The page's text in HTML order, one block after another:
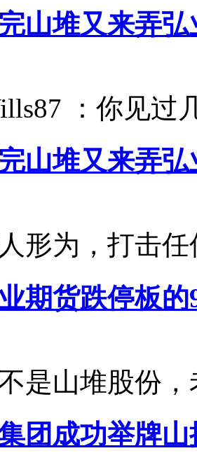
山堆又来弄弘
：你见过
山堆又来弄弘
形为，打击
期货跌停板的
是山堆股份
团成功举牌山